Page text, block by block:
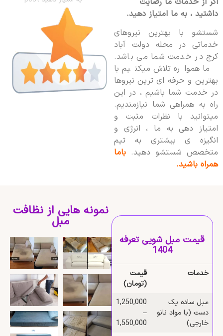
داشتید ، به ما امتیاز دهید.
شستشو با بهترین نیروهای
خدماتی در محله دولت آباد
کرج در خدمت شما می باشد.
ما همواره تلاش میکنیم با
بهترین و حرفه ای ترین نیروها
در خدمت شما باشیم ، در این
راه به همراهی شما نیازمندیم.
میتوانید با نظرات مثبت و
امتیاز دهی به ما ، انرژی و
انگیزه ی بیشتری به تیم
متخصص شستشو دهید. باما
همراه باشید.
قیمت مبل شویی تعرفه
1404
خدمات
قیمت
(تومان)
مبل ساده یک‌
دست (با مواد نانو
خارجی)
1,250,000
–
1,550,000
نمونه هایی از نظافت
مبل